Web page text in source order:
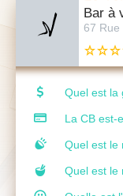
Bar à
67 Rue
Quel est la
La CB est-
Quel est le
Quel est le